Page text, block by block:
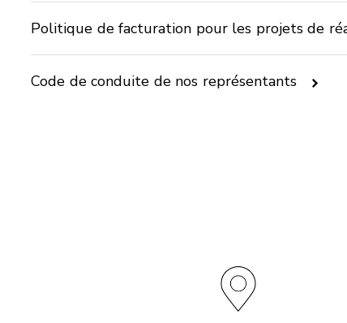
Politique de facturation pour les projets de
Code de conduite de nos représentants